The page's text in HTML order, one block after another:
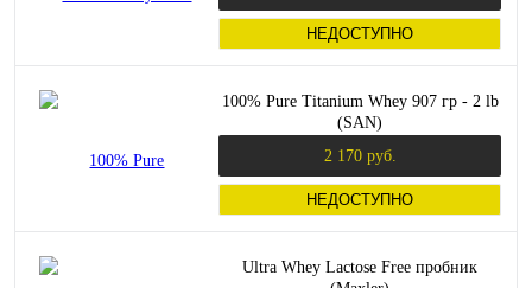
НЕДОСТУПНО
100% Pure Titanium Whey 907 гр - 2 lb
(SAN)
2 170 руб.
НЕДОСТУПНО
Ultra Whey Lactose Free пробник